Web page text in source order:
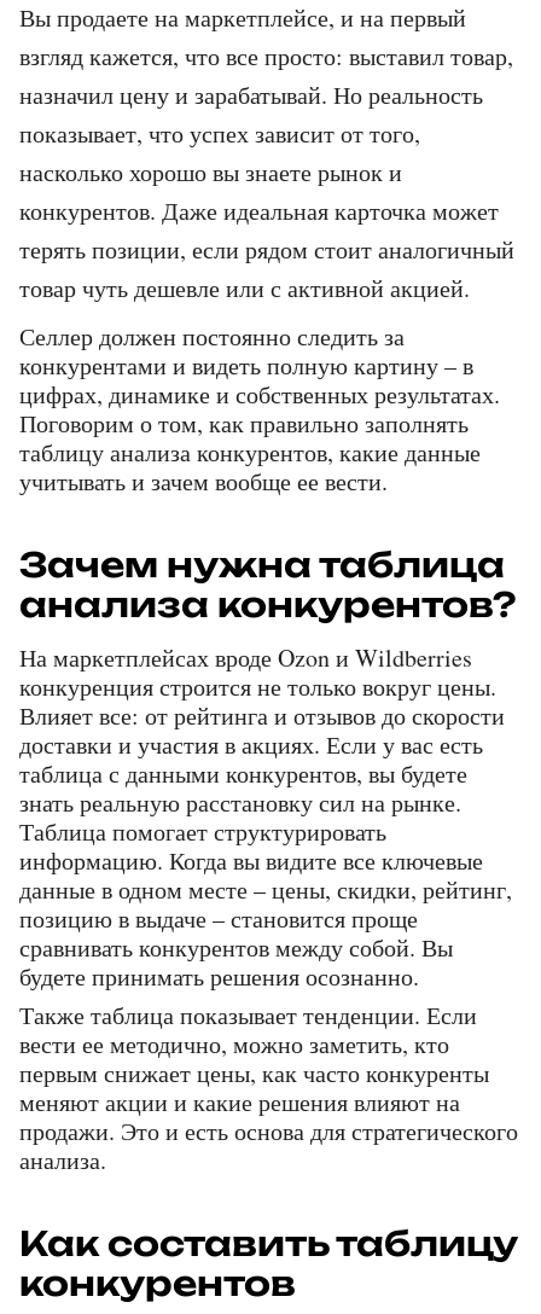
Вы продаете на маркетплейсе, и на первый
взгляд кажется, что все просто: выставил товар,
назначил цену и зарабатывай. Но реальность
показывает, что успех зависит от того,
насколько хорошо вы знаете рынок и
конкурентов. Даже идеальная карточка может
терять позиции, если рядом стоит аналогичный
товар чуть дешевле или с активной акцией.
Селлер должен постоянно следить за
конкурентами и видеть полную картину – в
цифрах, динамике и собственных результатах.
Поговорим о том, как правильно заполнять
таблицу анализа конкурентов, какие данные
учитывать и зачем вообще ее вести.
Зачем нужна таблица
анализа конкурентов?
На маркетплейсах вроде Ozon и Wildberries
конкуренция строится не только вокруг цены.
Влияет все: от рейтинга и отзывов до скорости
доставки и участия в акциях. Если у вас есть
таблица с данными конкурентов, вы будете
знать реальную расстановку сил на рынке.
Таблица помогает структурировать
информацию. Когда вы видите все ключевые
данные в одном месте – цены, скидки, рейтинг,
позицию в выдаче – становится проще
сравнивать конкурентов между собой. Вы
будете принимать решения осознанно.
Также таблица показывает тенденции. Если
вести ее методично, можно заметить, кто
первым снижает цены, как часто конкуренты
меняют акции и какие решения влияют на
продажи. Это и есть основа для стратегического
анализа.
Как составить таблицу
конкурентов